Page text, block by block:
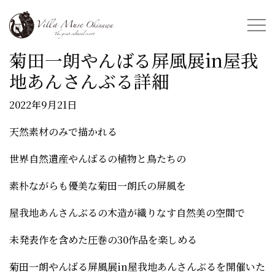
菊田一朗やんばる屏風展in屋我
地あんさんぶる詳細
2022年9月21日
天然素材のみで描かれる
世界自然遺産やんばるの植物と鳥たちの
素朴ながらも優美な菊田一朗氏の屏風を
屋我地あんさんぶるの木造が織りなす自然美の空間で
未発表作を含めた圧巻の30作品を楽しめる
菊田一朗やんばる屏風展in屋我地あんさんぶるを開催いた